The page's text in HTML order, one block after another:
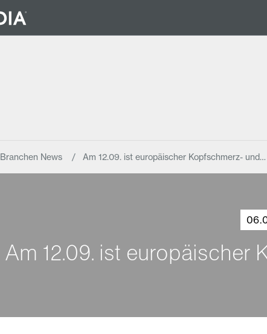
Branchen News Am 12.09. ist europäischer Kopfschmerz- und…
Am 12.09. ist europäischer